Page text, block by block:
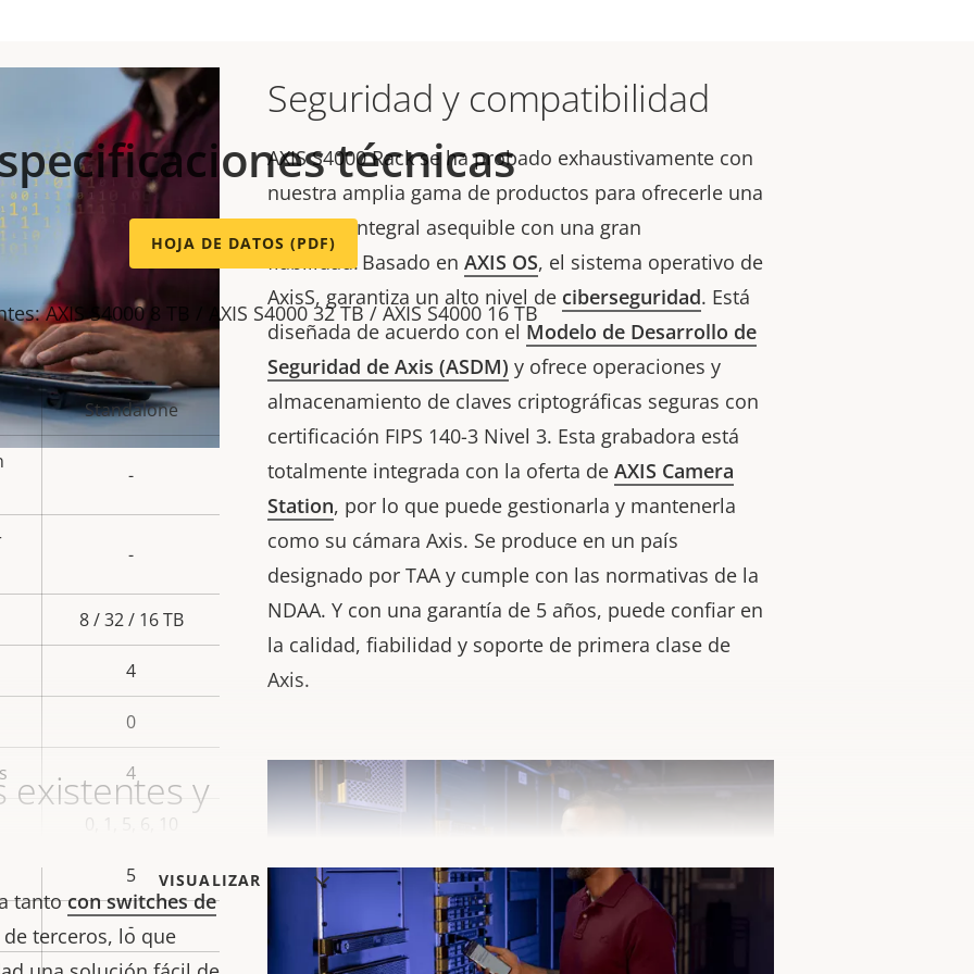
Seguridad y compatibilidad
AXIS S4000 Rack se ha probado exhaustivamente con
nuestra amplia gama de productos para ofrecerle una
solución integral asequible con una gran
fiabilidad. Basado en AXIS OS, el sistema operativo de
AxisS, garantiza un alto nivel de ciberseguridad. Está
diseñada de acuerdo con el Modelo de Desarrollo de
Seguridad de Axis (ASDM) y ofrece operaciones y
almacenamiento de claves criptográficas seguras con
certificación FIPS 140-3 Nivel 3. Esta grabadora está
totalmente integrada con la oferta de AXIS Camera
Station, por lo que puede gestionarla y mantenerla
como su cámara Axis. Se produce en un país
designado por TAA y cumple con las normativas de la
NDAA. Y con una garantía de 5 años, puede confiar en
la calidad, fiabilidad y soporte de primera clase de
Axis.
existentes y
tantocon switches de
terceros, lo que
VISUALIZAR MÁS
técnicas
HOJA DE DATOS (PDF)
AXIS S4000 8 TB / AXIS S4000 32 TB / AXIS S4000 16 TB
Standalone
-
-
8 / 32 / 16 TB
4
0
4
0, 1, 5, 6, 10
5
-